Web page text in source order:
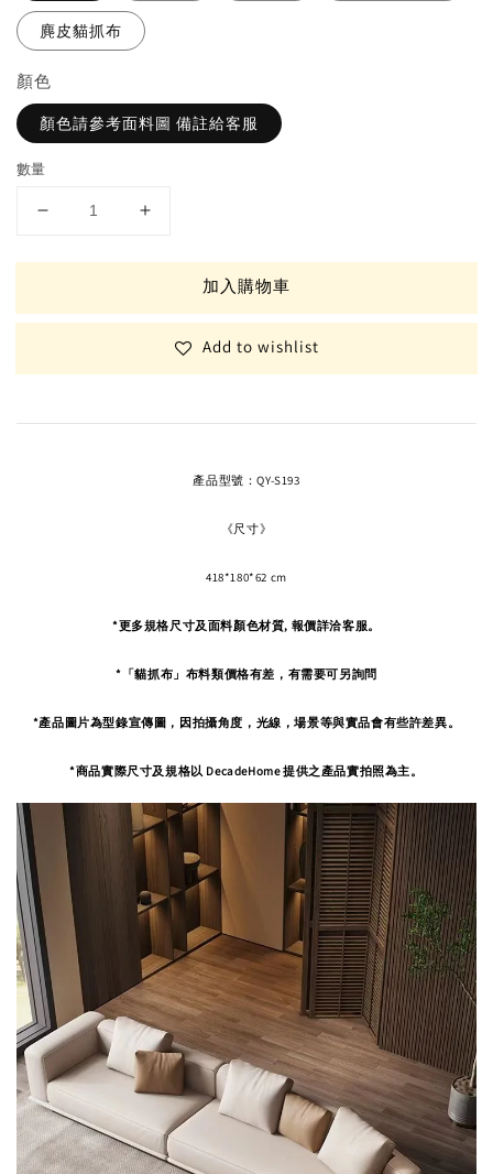
麂皮貓抓布
顏色
顏色請參考面料圖 備註給客服
數量
加入購物車
Add to wishlist
產品型號：QY-S193
《尺寸》
418*180*62 cm
*更多規格尺寸及面料顏色材質, 報價詳洽客服。
*「貓抓布」布料類價格有差，有需要可另詢問
*產品圖片為型錄宣傳圖，因拍攝角度， 光線，場景等與實品會有些許差異。
*商品實際尺寸及規格以 DecadeHome 提供之產品實拍照為主。